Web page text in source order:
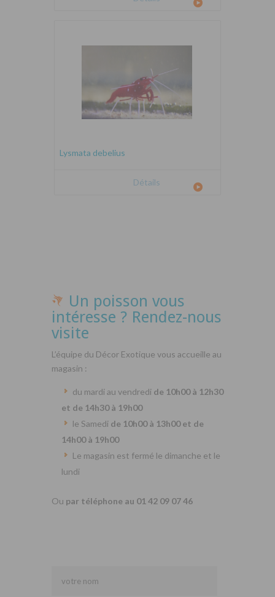
Lysmata debelius
Détails
Un poisson vous
intéresse ? Rendez-nous
visite
L’équipe du Décor Exotique vous accueille au
magasin :
du mardi au vendredi de 10h00 à 12h30
et de 14h30 à 19h00
le Samedi de 10h00 à 13h00 et de
14h00 à 19h00
Le magasin est fermé le dimanche et le
lundi
Ou par téléphone au 01 42 09 07 46